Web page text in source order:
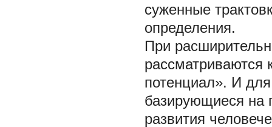
суженные
определения.
При
рассматриваются
потенциал». И
базирующиеся на
развития